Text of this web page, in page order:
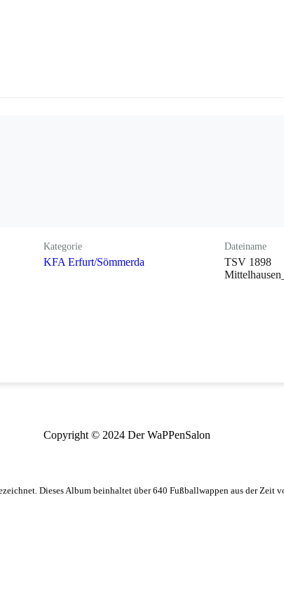
Kategorie
KFA Erfurt/Sömmerda
Dateiname
TSV 1898
Copyright © 2024 Der WaPPenSalon
Dieses Album beinhaltet über 640 Fußballwappen aus der Zeit